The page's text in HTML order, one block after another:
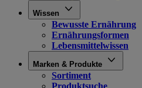
Wissen
Bewusste Ernährung
Ernährungsformen
Lebensmittelwissen
Marken & Produkte
Sortiment
Produktsuche